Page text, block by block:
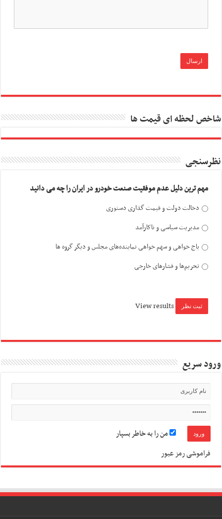
شاخص لحظه ای قیمت ها
نظرسنجی
مهم ترین دلیل عدم موفقیت صنعت خودرو در ایران را چه می دانید
دخالت دولت و قیمت گذاری دستوری
مدیریت سیاسی و ناکارآمد
باج خواهی و سهم خواهی نماینده‌های مجلس و دیگر گروه ها
تحریم‌ها و فشارهای خارجی
View results
ورود سریع
من را به خاطر بسپار
فراموشی رمز عبور